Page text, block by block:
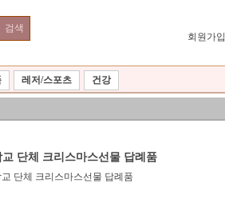
회원가입
레저/스포츠 건강
단체 크리스마스선물 답례품